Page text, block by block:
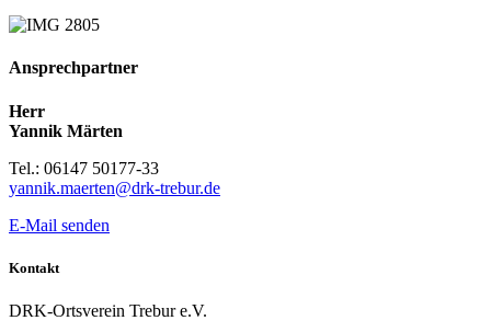
Ansprechpartner
Herr
Yannik Märten
Tel.: 06147 50177-33
yannik.maerten@drk-trebur.de
E-Mail senden
Kontakt
DRK-Ortsverein Trebur e.V.